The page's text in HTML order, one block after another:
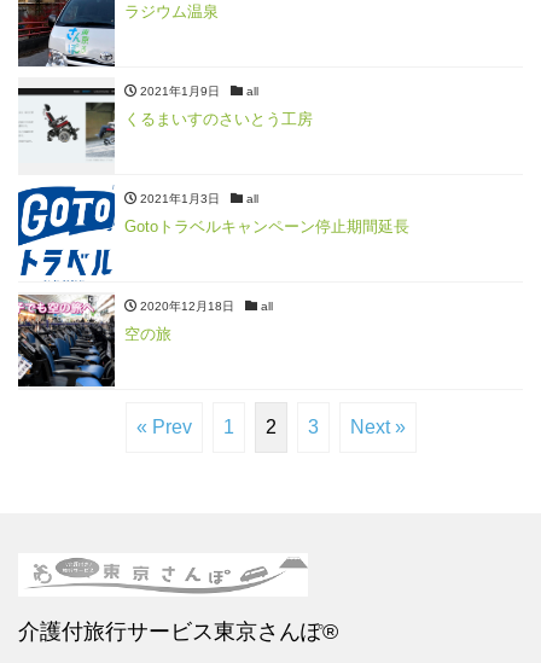
ラジウム温泉
2021年1月9日 all
くるまいすのさいとう工房
2021年1月3日 all
Gotoトラベルキャンペーン停止期間延長
2020年12月18日 all
空の旅
« Prev 1 2 3 Next »
介護付旅行サービス東京さんぽ®